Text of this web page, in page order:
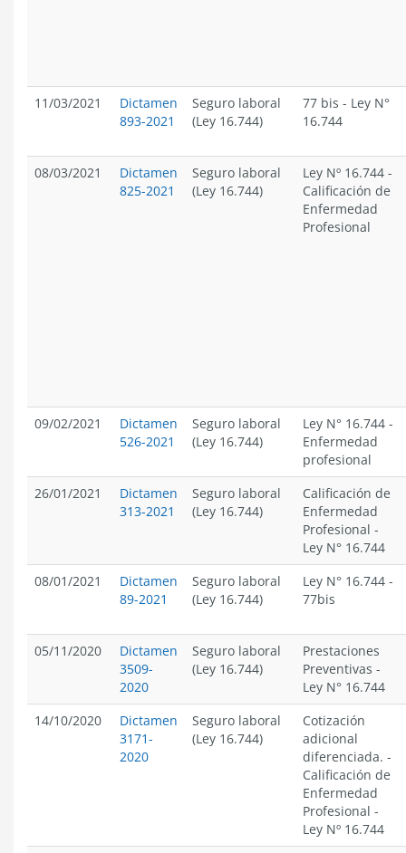
11/03/2021
Dictamen
893-2021
Seguro laboral
(Ley 16.744)
77 bis - Ley N°
16.744
08/03/2021
Dictamen
825-2021
Seguro laboral
(Ley 16.744)
Ley Nº 16.744 -
Calificación de
Enfermedad
Profesional
09/02/2021
Dictamen
526-2021
Seguro laboral
(Ley 16.744)
Ley N° 16.744 -
Enfermedad
profesional
26/01/2021
Dictamen
313-2021
Seguro laboral
(Ley 16.744)
Calificación de
Enfermedad
Profesional -
Ley N° 16.744
08/01/2021
Dictamen
89-2021
Seguro laboral
(Ley 16.744)
Ley N° 16.744 -
77bis
05/11/2020
Dictamen
3509-
2020
Seguro laboral
(Ley 16.744)
Prestaciones
Preventivas -
Ley N° 16.744
14/10/2020
Dictamen
3171-
2020
Seguro laboral
(Ley 16.744)
Cotización
adicional
diferenciada. -
Calificación de
Enfermedad
Profesional -
Ley Nº 16.744